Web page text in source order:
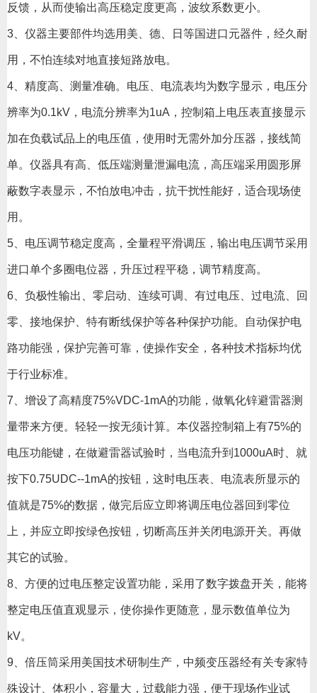
反馈，从而使输出高压稳定度更高，波纹系数更小。
3、仪器主要部件均选用美、德、日等国进口元器件，经久耐
用，不怕连续对地直接短路放电。
4、精度高、测量准确。电压、电流表均为数字显示，电压分
辨率为0.1kV，电流分辨率为1uA，控制箱上电压表直接显示
加在负载试品上的电压值，使用时无需外加分压器，接线简
单。仪器具有高、低压端测量泄漏电流，高压端采用圆形屏
蔽数字表显示，不怕放电冲击，抗干扰性能好，适合现场使
用。
5、电压调节稳定度高，全量程平滑调压，输出电压调节采用
进口单个多圈电位器，升压过程平稳，调节精度高。
6、负极性输出、零启动、连续可调、有过电压、过电流、回
零、接地保护、特有断线保护等各种保护功能。自动保护电
路功能强，保护完善可靠，使操作安全，各种技术指标均优
于行业标准。
7、增设了高精度75%VDC-1mA的功能，做氧化锌避雷器测
量带来方便。轻轻一按无须计算。本仪器控制箱上有75%的
电压功能键，在做避雷器试验时，当电流升到1000uA时、就
按下0.75UDC--1mA的按钮，这时电压表、电流表所显示的
值就是75%的数据，做完后应立即将调压电位器回到零位
上，并应立即按绿色按钮，切断高压并关闭电源开关。再做
其它的试验。
8、方便的过电压整定设置功能，采用了数字拨盘开关，能将
整定电压值直观显示，使你操作更随意，显示数值单位为
kV。
9、倍压筒采用美国技术研制生产，中频变压器经有关专家特
殊设计、体积小，容量大，过载能力强，便于现场作业试